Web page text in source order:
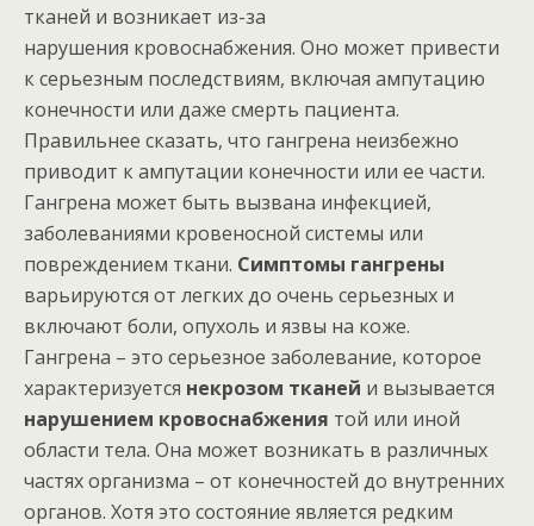
тканей и возникает из-за
нарушения кровоснабжения. Оно может привести
к серьезным последствиям, включая ампутацию
конечности или даже смерть пациента.
Правильнее сказать, что гангрена неизбежно
приводит к ампутации конечности или ее части.
Гангрена может быть вызвана инфекцией,
заболеваниями кровеносной системы или
повреждением ткани. Симптомы гангрены
варьируются от легких до очень серьезных и
включают боли, опухоль и язвы на коже.
Гангрена – это серьезное заболевание, которое
характеризуется некрозом тканей и вызывается
нарушением кровоснабжения той или иной
области тела. Она может возникать в различных
частях организма – от конечностей до внутренних
органов. Хотя это состояние является редким